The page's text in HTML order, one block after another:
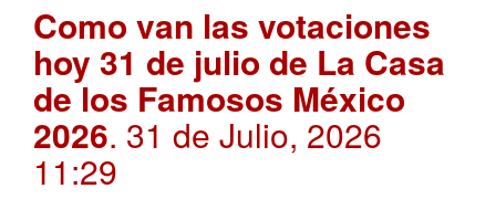
Como van las votaciones
hoy 31 de julio de La Casa
de los Famosos México
2026. 31 de Julio, 2026
11:29